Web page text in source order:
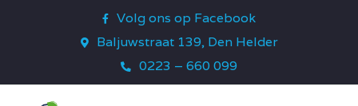
Volg ons op Facebook
Baljuwstraat 139, Den Helder
0223 – 660 099